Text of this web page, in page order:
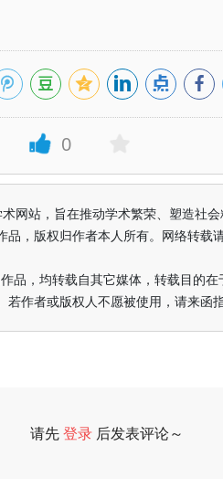
0
站，旨在推动学术繁荣、塑造社会
，版权归作者本人所有。网络转载
品，均转载自其它媒体，转载目的
作者或版权人不愿被使用，请来函
请先登录 后发表评论～